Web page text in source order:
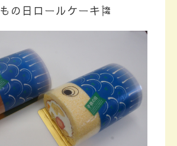
の日ロールケーキ🎏